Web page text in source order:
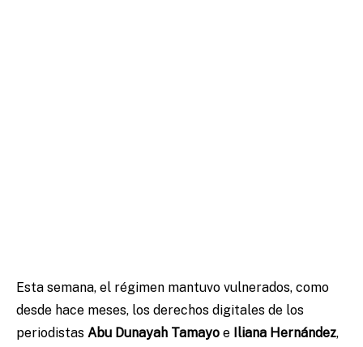
Esta semana, el régimen mantuvo vulnerados, como
desde hace meses, los derechos digitales de los
periodistas Abu Dunayah Tamayo e Iliana Hernández,